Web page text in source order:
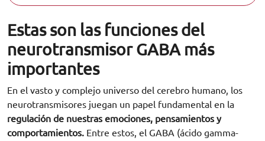
Estas son las funciones del
neurotransmisor GABA más
importantes
En el vasto y complejo universo del cerebro humano, los
neurotransmisores juegan un papel fundamental en la
regulación de nuestras emociones, pensamientos y
comportamientos. Entre estos, el GABA (ácido gamma-